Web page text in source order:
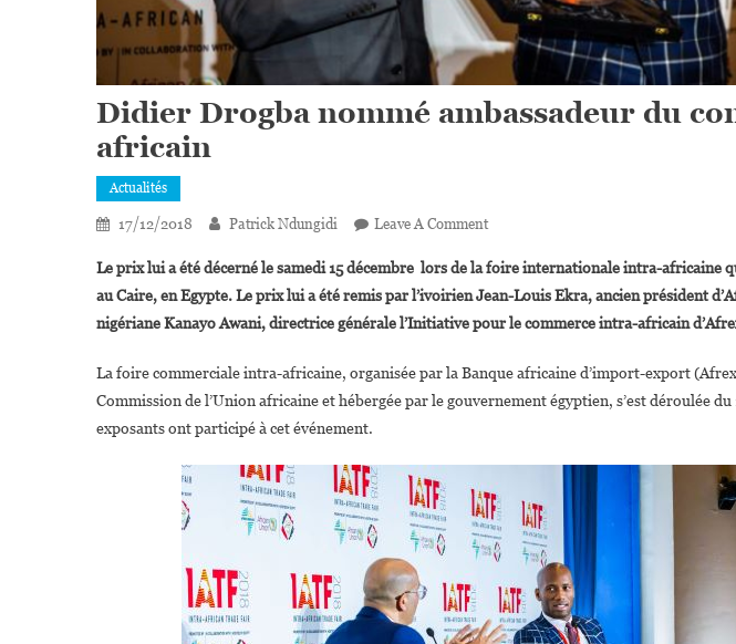
Didier Drogba nommé ambassadeur du
africain
Actualités
17/12/2018 Patrick Ndungidi Leave A CommentOn
Drogba
Nommé
Ambassadeur
Commerce
Intra-
Le prix lui a été décerné le samedi 15 décembre lors de la foire internationale intra-africaine
au Caire, en Egypte. Le prix lui a été remis par l’ivoirien Jean-Louis Ekra, ancien président
nigériane Kanayo Awani, directrice générale l’Initiative pour le commerce intra-africain
La foire commerciale intra-africaine, organisée par la Banque africaine d’import-export
Commission de l’Union africaine et hébergée par le gouvernement égyptien, s’est déroulée du
exposants ont participé à cet événement.